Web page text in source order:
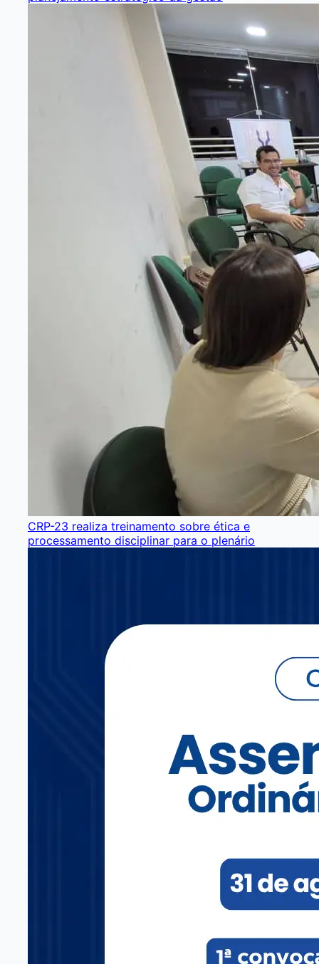
CRP-23 realiza treinamento sobre ética e
processamento disciplinar para o plenário